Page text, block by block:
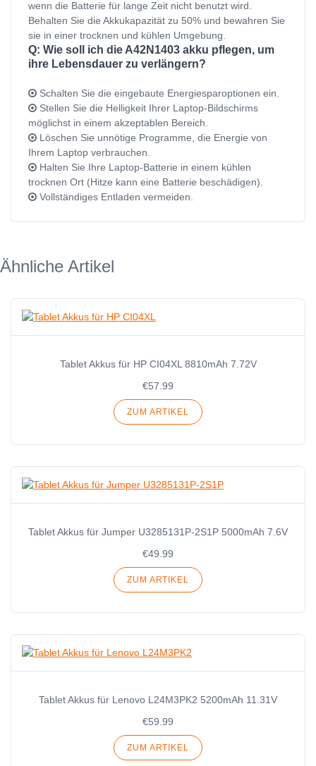
wenn die Batterie für lange Zeit nicht benutzt wird.
Behalten Sie die Akkukapazität zu 50% und bewahren Sie
sie in einer trocknen und kühlen Umgebung.
Q: Wie soll ich die A42N1403 akku pflegen, um
ihre Lebensdauer zu verlängern?
Schalten Sie die eingebaute Energiesparoptionen ein.
Stellen Sie die Helligkeit Ihrer Laptop-Bildschirms
möglichst in einem akzeptablen Bereich.
Löschen Sie unnötige Programme, die Energie von
Ihrem Laptop verbrauchen.
Halten Sie Ihre Laptop-Batterie in einem kühlen
trocknen Ort (Hitze kann eine Batterie beschädigen).
Vollständiges Entladen vermeiden.
Ähnliche Artikel
Tablet Akkus für HP CI04XL 8810mAh 7.72V
€57.99
ZUM ARTIKEL
Tablet Akkus für Jumper U3285131P-2S1P 5000mAh 7.6V
€49.99
ZUM ARTIKEL
Tablet Akkus für Lenovo L24M3PK2 5200mAh 11.31V
€59.99
ZUM ARTIKEL